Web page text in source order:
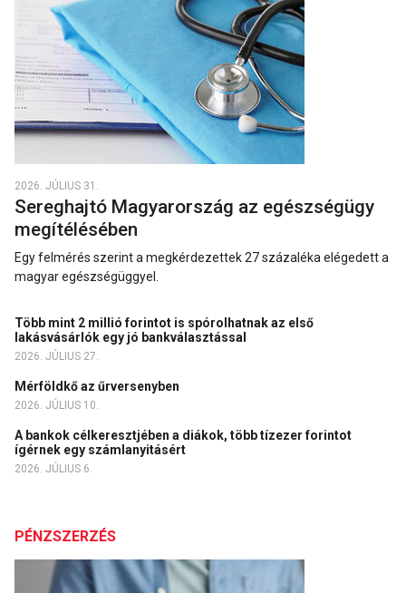
2026. JÚLIUS 31.
Sereghajtó Magyarország az egészségügy
megítélésében
Egy felmérés szerint a megkérdezettek 27 százaléka elégedett a
magyar egészségüggyel.
Több mint 2 millió forintot is spórolhatnak az első
lakásvásárlók egy jó bankválasztással
2026. JÚLIUS 27.
Mérföldkő az űrversenyben
2026. JÚLIUS 10.
A bankok célkeresztjében a diákok, több tízezer forintot
ígérnek egy számlanyitásért
2026. JÚLIUS 6.
PÉNZSZERZÉS